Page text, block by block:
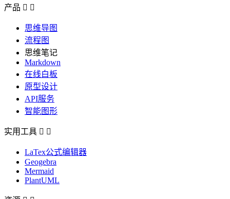
产品  
思维导图
流程图
思维笔记
Markdown
在线白板
原型设计
API服务
智能图形
实用工具  
LaTex公式编辑器
Geogebra
Mermaid
PlantUML